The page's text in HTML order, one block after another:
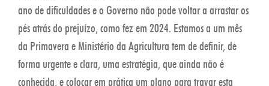
ano de dificuldades e o Governo não pode voltar a arrastar os
pés atrás do prejuízo, como fez em 2024. Estamos a um mês
da Primavera e Ministério da Agricultura tem de definir, de
forma urgente e clara, uma estratégia, que ainda não é
conhecida, e colocar em prática um plano para travar esta